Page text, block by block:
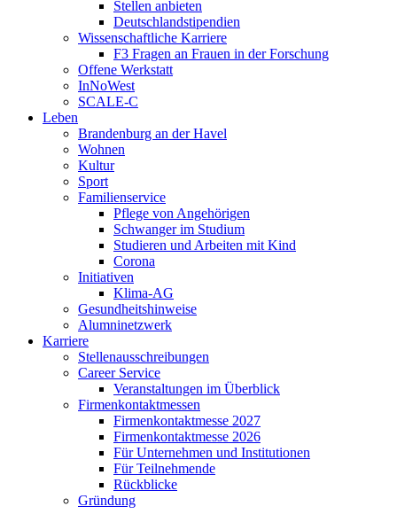
Stellen anbieten
Deutschlandstipendien
Wissenschaftliche Karriere
F3 Fragen an Frauen in der Forschung
Offene Werkstatt
InNoWest
SCALE-C
Leben
Brandenburg an der Havel
Wohnen
Kultur
Sport
Familienservice
Pflege von Angehörigen
Schwanger im Studium
Studieren und Arbeiten mit Kind
Corona
Initiativen
Klima-AG
Gesundheitshinweise
Alumninetzwerk
Karriere
Stellenausschreibungen
Career Service
Veranstaltungen im Überblick
Firmenkontaktmessen
Firmenkontaktmesse 2027
Firmenkontaktmesse 2026
Für Unternehmen und Institutionen
Für Teilnehmende
Rückblicke
Gründung